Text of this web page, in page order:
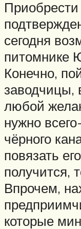
сегодня
питомнике
Конечно,
заводчицы,
любой
нужно
чёрного
повязать
получится,
Впрочем,
которые